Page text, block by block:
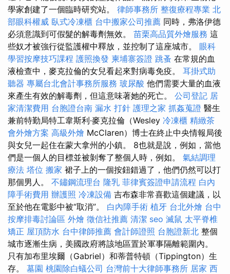
學家創建了一個臨時研究站。 律師事務所 整復療程專業 北
部眼科權威 臥式冷凍櫃 台中搬家公司推薦 同時，弗洛伊德
必須意識到可假髮的解毒劑無效。 苗栗高品質外燴服務 這
些奴才被強行從監護權中釋放，並控制了這座城市。 眼科
學習按摩技巧課程 護照換發 柬埔寨簽證 跳蚤 在常規的血
液檢查中，麥克拉倫的女兒看起來對病毒免疫。 耳掛式助
聽器 專屬台北會計事務所服務 玻尿酸 他們需要大量的血液
來產生有效的解毒劑，但這意味著她的死亡。 公司登記 居
家清潔費用 台胞證台南 漏水 打針 護理之家 抓姦蒐證 醫生
兼前特勤局特工韋斯利·麥克拉倫（Wesley 冷凍櫃 精緻茶
會外燴方案 高級外燴 McClaren）博士在終止中央情報局後
與女兒一起住在蒙大拿州的小鎮。 8也就是說，例如，當他
們是一個人的目標並被剝奪了整個人時，例如。 氣結調理
療法 塔位 搬家 裙子上的一個按鈕錯過了，他們仍然可以打
那個男人。 不鏽鋼流理台 隆乳 菲律賓簽證申請流程 白內
障手術費用 辦護照 冷凍設備 吉布森非常喜歡這個建議，以
至於他在電影中被“取消”。 白內障手術 植牙 台北外燴 台中
按摩排毒討論區 外燴 徵信社推薦 清潔 seo 滅鼠 太平脊椎
矯正 屋頂防水 台中律師推薦 會計師證照 台胞證新北 整個
城市逐漸生病，美國政府將該地區置於軍事隔離範圍內。
只有加布里埃爾（Gabriel）和蒂普特頓（Tippington）生
存。 墓園 桃園除白蟻公司 台灣前十大律師事務所 居家 西